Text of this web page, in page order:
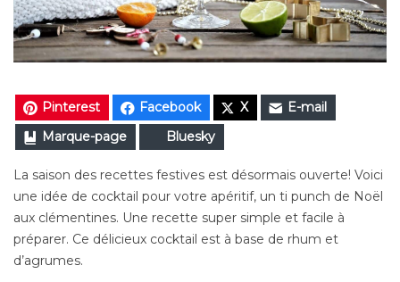
Pinterest Facebook X
E-mail
Marque-page
Bluesky
La saison des recettes festives est désormais ouverte! Voici
une idée de cocktail pour votre apéritif, un ti punch de Noël
aux clémentines. Une recette super simple et facile à
préparer. Ce délicieux cocktail est à base de rhum et
d’agrumes.